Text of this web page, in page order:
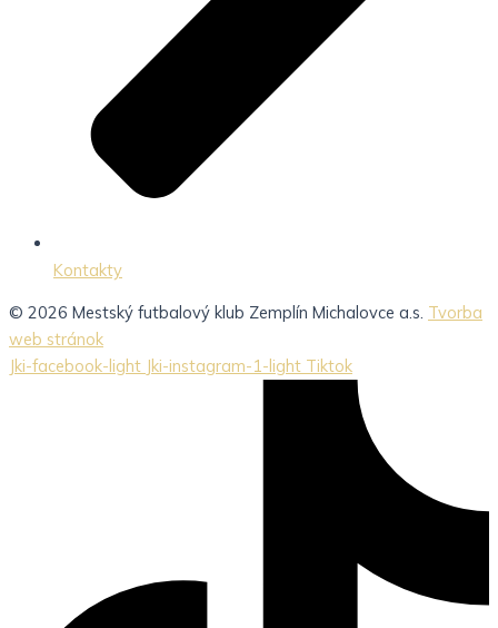
Kontakty
© 2026 Mestský futbalový klub Zemplín Michalovce a.s. Tvorba
web stránok
Jki-facebook-light Jki-instagram-1-light Tiktok